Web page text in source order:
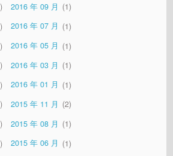
2016 年 09 月
1
2016 年 07 月
1
2016 年 05 月
1
2016 年 03 月
1
2016 年 01 月
1
2015 年 11 月
2
2015 年 08 月
1
2015 年 06 月
1